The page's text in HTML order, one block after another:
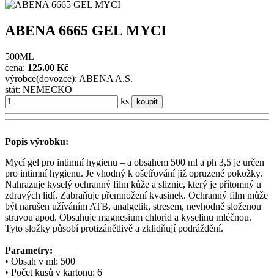
ABENA 6665 GEL MYCI
500ML
cena: 125.00 Kč
výrobce(dovozce): ABENA A.S.
stát: NEMECKO
ks
koupit
Popis výrobku:
Mycí gel pro intimní hygienu – a obsahem 500 ml a ph 3,5 je určen
pro intimní hygienu. Je vhodný k ošetřování již opruzené pokožky.
Nahrazuje kyselý ochranný film kůže a sliznic, který je přítomný u
zdravých lidí. Zabraňuje přemnožení kvasinek. Ochranný film může
být narušen užíváním ATB, analgetik, stresem, nevhodně složenou
stravou apod. Obsahuje magnesium chlorid a kyselinu mléčnou.
Tyto složky působí protizánětlivě a zklidňují podráždění.
Parametry:
• Obsah v ml: 500
• Počet kusů v kartonu: 6